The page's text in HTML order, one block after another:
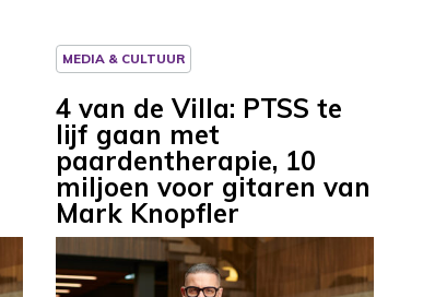
MEDIA & CULTUUR
4 van de Villa: PTSS te
lijf gaan met
paardentherapie, 10
miljoen voor gitaren van
Mark Knopfler